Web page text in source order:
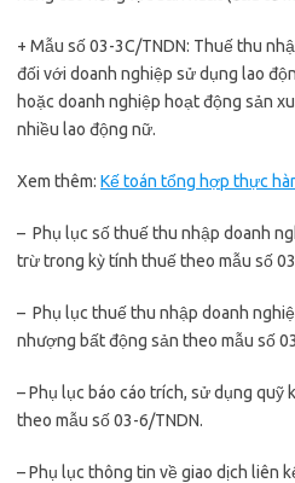
+ Mẫu số 03-3C/TNDN: Thuế thu
đối với doanh nghiệp sử dụng lao
hoặc doanh nghiệp hoạt động sản
nhiều lao động nữ.
Xem thêm: Kế toán tổng hợp thực
– Phụ lục số thuế thu nhập doanh
trừ trong kỳ tính thuế theo mẫu số
– Phụ lục thuế thu nhập doanh
nhượng bất động sản theo mẫu số
– Phụ lục báo cáo trích, sử dụng quỹ
theo mẫu số 03-6/TNDN.
– Phụ lục thông tin về giao dịch liên